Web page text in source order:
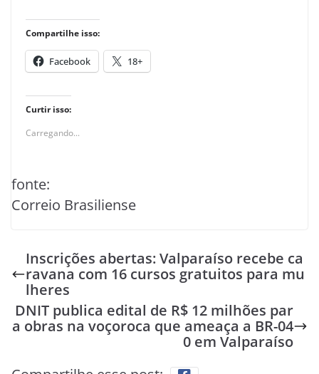
Compartilhe isso:
Facebook 18+
Curtir isso:
Carregando...
fonte:
Correio Brasiliense
Inscrições abertas: Valparaíso recebe ca
ravana com 16 cursos gratuitos para mu
lheres
DNIT publica edital de R$ 12 milhões par
a obras na voçoroca que ameaça a BR-04
0 em Valparaíso